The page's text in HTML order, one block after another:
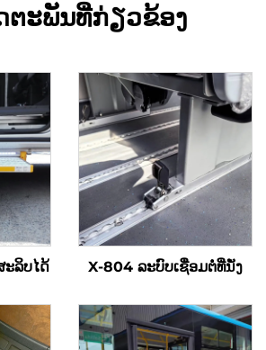
ຕະພັນທີ່ກ່ຽວຂ້ອງ
ະລິບໄດ້ X-804 ລະບົບເຊື່ອມຕໍ່ທີ່ນັ່ງ